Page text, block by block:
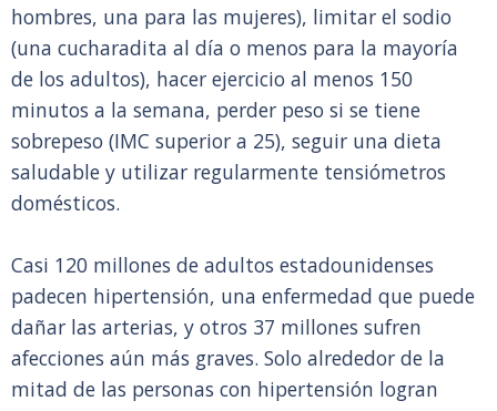
hombres, una para las mujeres), limitar el sodio
(una cucharadita al día o menos para la mayoría
de los adultos), hacer ejercicio al menos 150
minutos a la semana, perder peso si se tiene
sobrepeso (IMC superior a 25), seguir una dieta
saludable y utilizar regularmente tensiómetros
domésticos.
Casi 120 millones de adultos estadounidenses
padecen hipertensión, una enfermedad que puede
dañar las arterias, y otros 37 millones sufren
afecciones aún más graves. Solo alrededor de la
mitad de las personas con hipertensión logran